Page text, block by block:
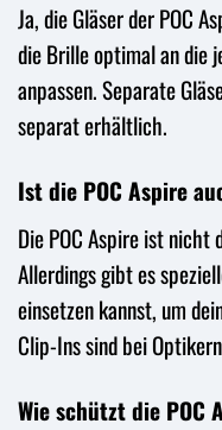
Ja, die Gläser der POC
die Brille optimal an die
anpassen. Separate
separat erhältlich.
Ist die POC Aspire
Die POC Aspire ist
Allerdings gibt es
einsetzen kannst, um
Clip-Ins sind bei
Wie schützt die POC